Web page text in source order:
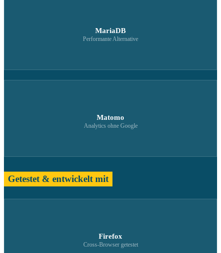
MariaDB
Performante Alternative
Matomo
Analytics ohne Google
Getestet & entwickelt mit
Firefox
Cross-Browser getestet